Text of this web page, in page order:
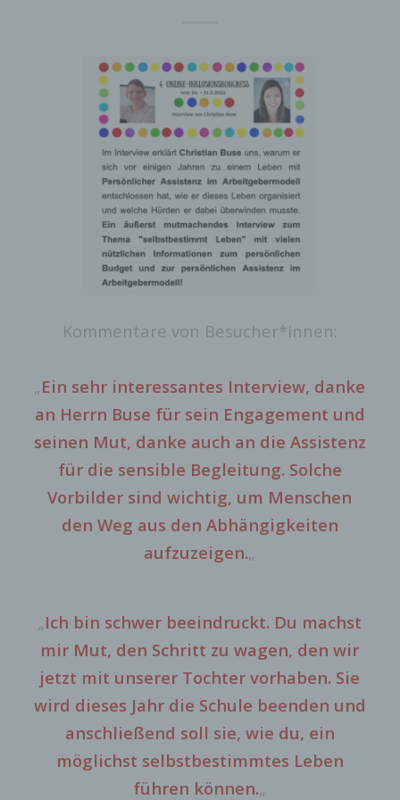
Kommentare von Besucher*innen:
„Ein sehr interessantes Interview, danke
an Herrn Buse für sein Engagement und
seinen Mut, danke auch an die Assistenz
für die sensible Begleitung. Solche
Vorbilder sind wichtig, um Menschen
den Weg aus den Abhängigkeiten
aufzuzeigen.„
„Ich bin schwer beeindruckt. Du machst
mir Mut, den Schritt zu wagen, den wir
jetzt mit unserer Tochter vorhaben. Sie
wird dieses Jahr die Schule beenden und
anschließend soll sie, wie du, ein
möglichst selbstbestimmtes Leben
führen können.„